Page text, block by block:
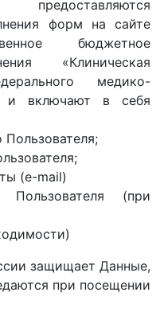
форм на сайте
бюджетное
«Клиническая
медико-
и включают в себя
(e-mail)
(при
защищает Данные,
при посещении